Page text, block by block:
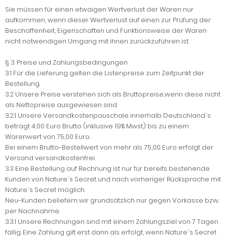
Sie müssen für einen etwaigen Wertverlust der Waren nur
aufkommen, wenn dieser Wertverlust auf einen zur Prüfung der
Beschaffenheit, Eigenschaften und Funktionsweise der Waren
nicht notwendigen Umgang mit ihnen zurückzuführen ist.
§ 3. Preise und Zahlungsbedingungen
3.1 Für die Lieferung gelten die Listenpreise zum Zeitpunkt der
Bestellung.
3.2 Unsere Preise verstehen sich als Bruttopreise,wenn diese nicht
als Nettopreise ausgewiesen sind.
3.2.1 Unsere Versandkostenpauschale innerhalb Deutschland´s
beträgt 4,00 Euro Brutto (inklusive 19% Mwst.) bis zu einem
Warenwert von 75,00 Euro.
Bei einem Brutto-Bestellwert von mehr als 75,00 Euro erfolgt der
Versand versandkostenfrei.
3.3 Eine Bestellung auf Rechnung ist nur für bereits bestehende
Kunden von Nature´s Secret und nach vorheriger Rücksprache mit
Nature´s Secret möglich.
Neu-Kunden beliefern wir grundsätzlich nur gegen Vorkasse bzw.
per Nachnahme.
3.3.1 Unsere Rechnungen sind mit einem Zahlungsziel von 7 Tagen
fällig. Eine Zahlung gilt erst dann als erfolgt, wenn Nature´s Secret